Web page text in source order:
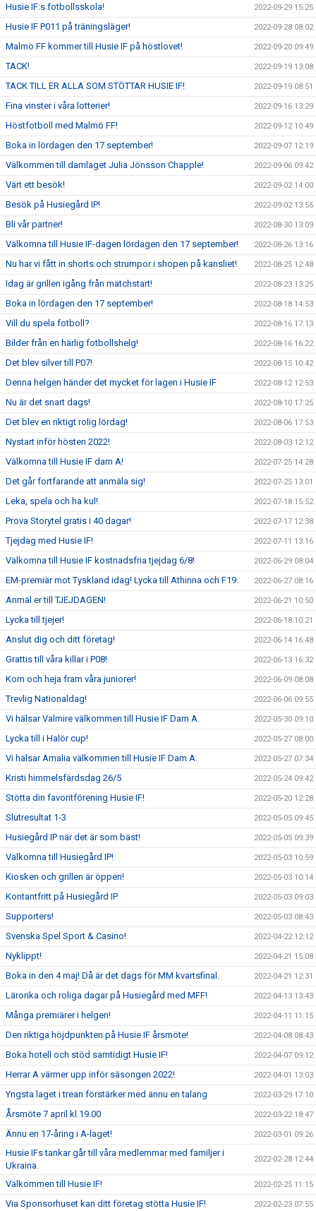
Husie IF:s fotbollsskola! 2022-09-29 15:25
Husie IF P011 på träningsläger! 2022-09-28 08:02
Malmö FF kommer till Husie IF på höstlovet! 2022-09-20 09:49
TACK! 2022-09-19 13:08
TACK TILL ER ALLA SOM STÖTTAR HUSIE IF! 2022-09-19 08:51
Fina vinster i våra lotterier! 2022-09-16 13:29
Höstfotboll med Malmö FF! 2022-09-12 10:49
Boka in lördagen den 17 september! 2022-09-07 12:19
Välkommen till damlaget Julia Jönsson Chapple! 2022-09-06 09:42
Värt ett besök! 2022-09-02 14:00
Besök på Husiegård IP! 2022-09-02 13:55
Bli vår partner! 2022-08-30 13:09
Välkomna till Husie IF-dagen lördagen den 17 september! 2022-08-26 13:16
Nu har vi fått in shorts och strumpor i shopen på kansliet! 2022-08-25 12:48
Idag är grillen igång från matchstart! 2022-08-23 13:25
Boka in lördagen den 17 september! 2022-08-18 14:53
Vill du spela fotboll? 2022-08-16 17:13
Bilder från en härlig fotbollshelg! 2022-08-16 16:22
Det blev silver till P07! 2022-08-15 10:42
Denna helgen händer det mycket för lagen i Husie IF 2022-08-12 12:53
Nu är det snart dags! 2022-08-10 17:25
Det blev en riktigt rolig lördag! 2022-08-06 17:53
Nystart inför hösten 2022! 2022-08-03 12:12
Välkomna till Husie IF dam A! 2022-07-25 14:28
Det går fortfarande att anmäla sig! 2022-07-25 13:01
Leka, spela och ha kul! 2022-07-18 15:52
Prova Storytel gratis i 40 dagar! 2022-07-17 12:38
Tjejdag med Husie IF! 2022-07-11 13:16
Välkomna till Husie IF kostnadsfria tjejdag 6/8! 2022-06-29 08:04
EM-premiär mot Tyskland idag! Lycka till Athinna och F19. 2022-06-27 08:16
Anmäl er till TJEJDAGEN! 2022-06-21 10:50
Lycka till tjejer! 2022-06-18 10:21
Anslut dig och ditt företag! 2022-06-14 16:48
Grattis till våra killar i P08! 2022-06-13 16:32
Kom och heja fram våra juniorer! 2022-06-09 08:08
Trevlig Nationaldag! 2022-06-06 09:55
Vi hälsar Valmire välkommen till Husie IF Dam A. 2022-05-30 09:10
Lycka till i Halör cup! 2022-05-27 08:00
Vi hälsar Amalia välkommen till Husie IF Dam A. 2022-05-27 07:34
Kristi himmelsfärdsdag 26/5 2022-05-24 09:42
Stötta din favoritförening Husie IF! 2022-05-20 12:28
Slutresultat 1-3 2022-05-05 09:45
Husiegård IP när det är som bäst! 2022-05-05 09:39
Välkomna till Husiegård IP! 2022-05-03 10:59
Kiosken och grillen är öppen! 2022-05-03 10:14
Kontantfritt på Husiegård IP 2022-05-03 09:03
Supporters! 2022-05-03 08:43
Svenska Spel Sport & Casino! 2022-04-22 12:12
Nyklippt! 2022-04-21 15:08
Boka in den 4 maj! Då är det dags för MM kvartsfinal. 2022-04-21 12:31
Lärorika och roliga dagar på Husiegård med MFF! 2022-04-13 13:43
Många premiärer i helgen! 2022-04-11 11:15
Den riktiga höjdpunkten på Husie IF årsmöte! 2022-04-08 08:43
Boka hotell och stöd samtidigt Husie IF! 2022-04-07 09:12
Herrar A värmer upp inför säsongen 2022! 2022-04-01 13:03
Yngsta laget i trean förstärker med ännu en talang 2022-03-29 17:10
Årsmöte 7 april kl.19.00 2022-03-22 18:47
Ännu en 17-åring i A-laget! 2022-03-01 09:26
Husie IFs tankar går till våra medlemmar med familjer i
Ukraina.
2022-02-28 12:44
Välkommen till Husie IF! 2022-02-25 11:15
Via Sponsorhuset kan ditt företag stötta Husie IF! 2022-02-23 07:55